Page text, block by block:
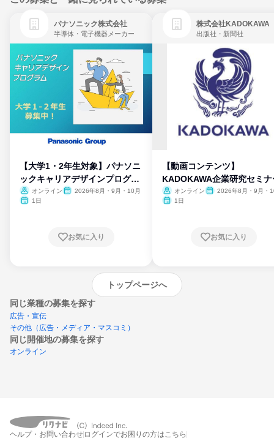
パナソニック株式会社
半導体・電子機器メーカー
【大学1・2年生対象】パナソニ
ックキャリアデザインプログラ
ム
オンライン
2026年8月・9月・10月
1日
お気に入り
株式会社KADOKAWA
出版社・新聞社
【動画コンテンツ】
KADOKAWA企業研究セミナ
オンライン
2026年8月・9月・
1日
お気に入り
トップページへ
同じ業種の募集を探す
広告・宣伝
その他（広告・メディア・マスコミ）
同じ開催地の募集を探す
オンライン
エントリーするとプログラムの詳細案内を
受け取れるようになります
ヘルプ・お問い合わせ ログインでお困りの方はこちら